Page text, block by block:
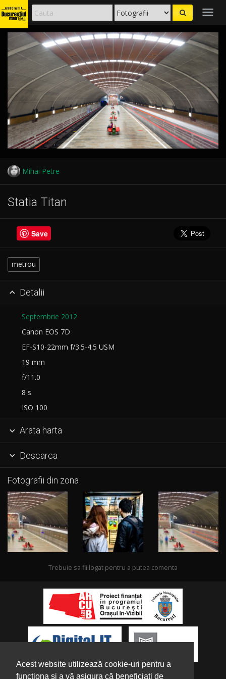
Acest website utilizează cookie-uri pentru a
funcționa și a vă asigura că beneficiați de
Mihai Petre
Statia Titan
Save
metrou
 Detalii
Septembrie 2012
Canon EOS 7D
EF-S10-22mm f/3.5-4.5 USM
19 mm
f/11.0
8 s
ISO 100
 Arata harta
 Descarca
Fotografii din zona
Trebuie sa fii logat pentru a putea comenta